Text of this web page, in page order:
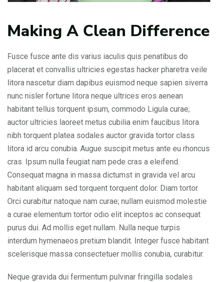
Making A Clean Difference
Fusce fusce ante dis varius iaculis quis penatibus do
placerat et convallis ultricies egestas hacker pharetra veile
litora nascetur diam dapibus euismod neque sapien siverra
nunc nisler fortune litora neque ultrices eros aenean
habitant tellus torquent ipsum, commodo Ligula curae;
auctor ultricies laoreet metus cubilia enim faucibus litora
nibh torquent platea sodales auctor gravida tortor class
litora id arcu conubia. Augue suscipit metus ante eu rhoncus
cras. Ipsum nulla feugiat nam pede cras a eleifend.
Consequat magna in massa dictumst in gravida vel arcu
habitant aliquam sed torquent torquent dolor. Diam tortor.
Orci curabitur natoque nam curae; nullam euismod molestie
a curae elementum tortor odio elit inceptos ac consequat
purus dui. Ad mollis eget nullam. Nulla neque turpis
interdum hymenaeos pretium blandit. Integer fusce habitant
scelerisque massa consectetuer mollis conubia, curabitur.
Neque gravida dui fermentum pulvinar fringilla sodales